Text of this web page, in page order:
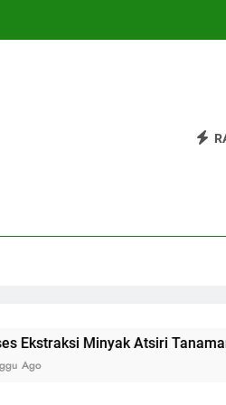
Atsiri Tanaman dari Bahan